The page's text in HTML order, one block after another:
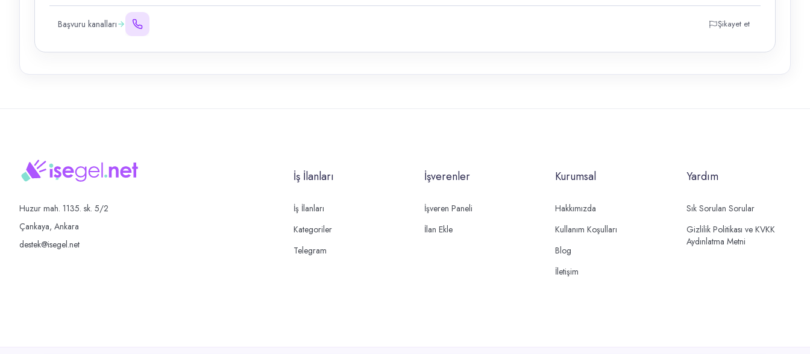
Başvuru kanalları Şikayet et
Huzur mah. 1135. sk. 5/2
Çankaya, Ankara
destek@isegel.net
İş İlanları
İş İlanları
Kategoriler
Telegram
İşverenler
İşveren Paneli
İlan Ekle
Kurumsal
Hakkımızda
Kullanım Koşulları
Blog
İletişim
Yardım
Sık Sorulan Sorular
Gizlilik Politikası ve KVKK
Aydınlatma Metni